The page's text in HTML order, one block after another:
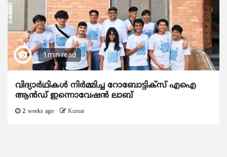
1 min read
വിദ്യാര്‍ഥികള്‍ നിര്‍മ്മിച്ച റോബോട്ടിക്സ് എഐ
ആന്‍ഡ് ഇന്നൊവേഷന്‍ ലാബ്
2 weeks ago Kumar